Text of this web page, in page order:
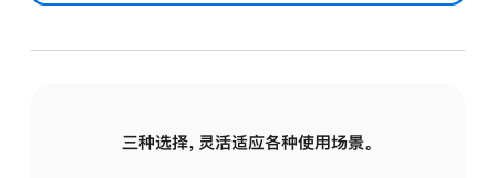
三种选择，灵活适应各种使用场景。